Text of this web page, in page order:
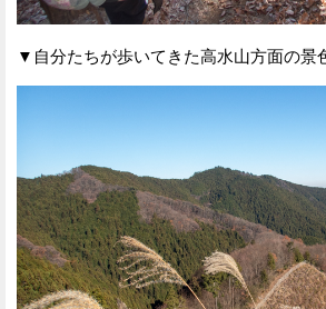
▼自分たちが歩いてきた高水山方面の景